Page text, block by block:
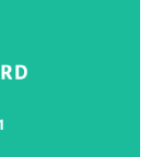
严格的化学
为严苛。